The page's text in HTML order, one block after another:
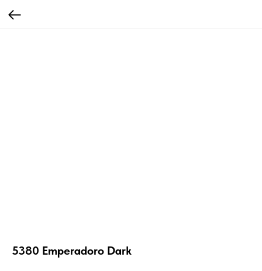
5380 Emperadoro Dark